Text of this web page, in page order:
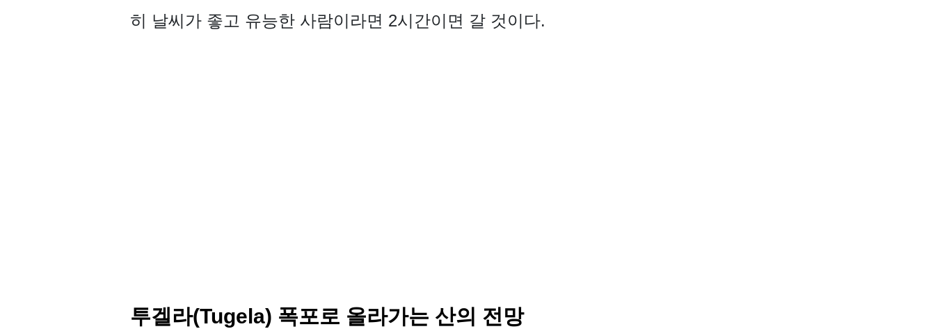
히 날씨가 좋고 유능한 사람이라면 2시간이면 갈 것이다.
투겔라(Tugela) 폭포로 올라가는 산의 전망